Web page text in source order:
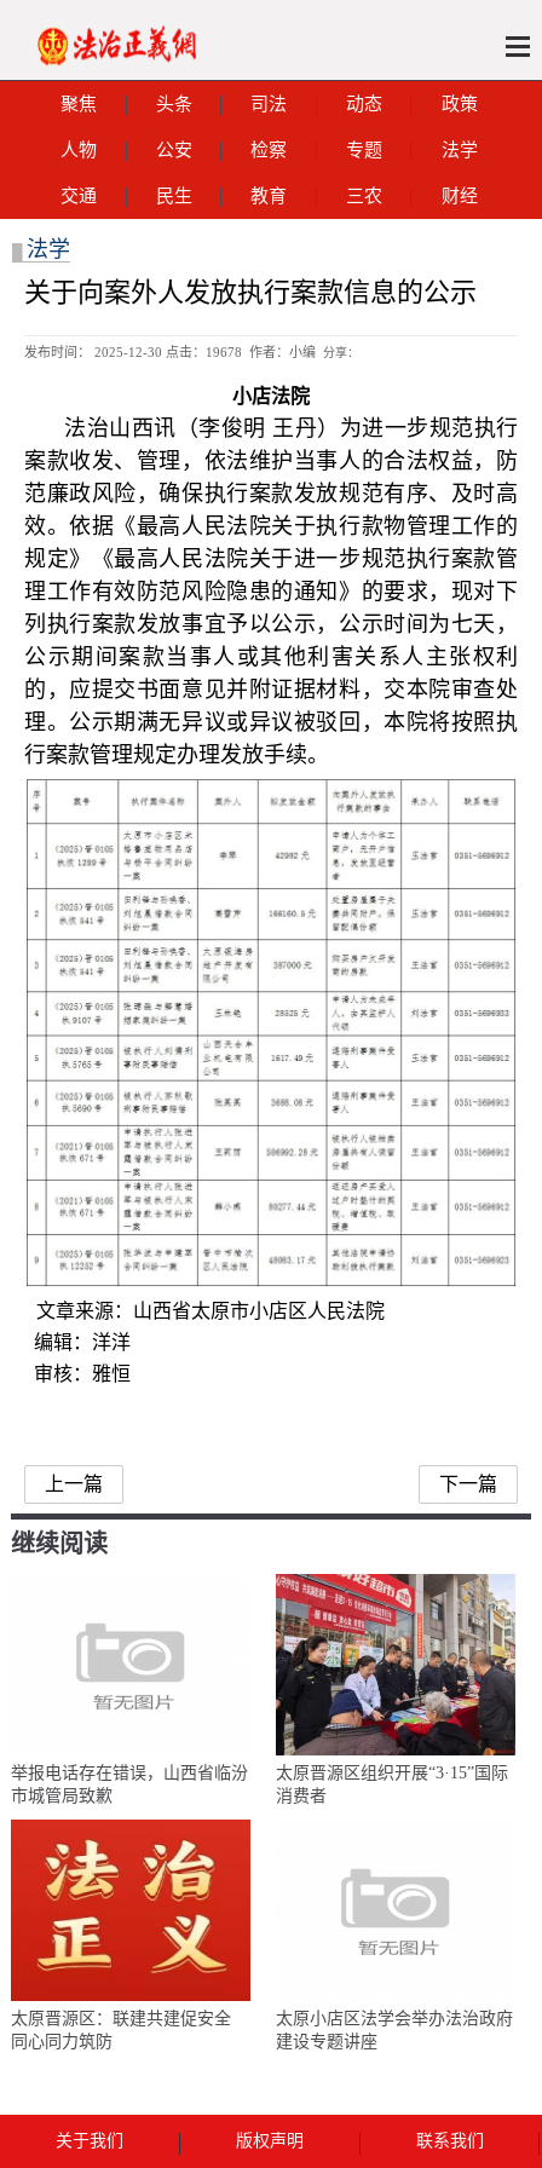
聚焦 头条 司法 动态 政策
人物 公安 检察 专题 法学
交通 民生 教育 三农 财经
法学
关于向案外人发放执行案款信息的公示
发布时间： 2025-12-30 点击： 19678 作者：小编 分享：
小店法院
法治山西讯（李俊明 王丹）为进一步规范执行
案款收发、管理，依法维护当事人的合法权益，防
范廉政风险，确保执行案款发放规范有序、及时高
效。依据《最高人民法院关于执行款物管理工作的
规定》《最高人民法院关于进一步规范执行案款管
理工作有效防范风险隐患的通知》的要求，现对下
列执行案款发放事宜予以公示，公示时间为七天，
公示期间案款当事人或其他利害关系人主张权利
的，应提交书面意见并附证据材料，交本院审查处
理。公示期满无异议或异议被驳回，本院将按照执
行案款管理规定办理发放手续。
文章来源：山西省太原市小店区人民法院
编辑：洋洋
审核：雅恒
上一篇 下一篇
继续阅读
举报电话存在错误，山西省临汾
市城管局致歉
太原晋源区组织开展“3·15”国际
消费者
太原晋源区：联建共建促安全
同心同力筑防
太原小店区法学会举办法治政府
建设专题讲座
关于我们 版权声明 联系我们